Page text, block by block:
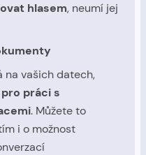
hlasem, neumí jej
na vašich datech,
práci s
. Můžete to
i o možnost